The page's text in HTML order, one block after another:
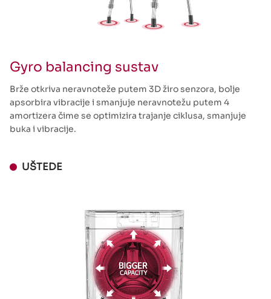
Gyro balancing sustav
Brže otkriva neravnoteže putem 3D žiro senzora, bolje
apsorbira vibracije i smanjuje neravnotežu putem 4
amortizera čime se optimizira trajanje ciklusa, smanjuje
buka i vibracije.
UŠTEDE